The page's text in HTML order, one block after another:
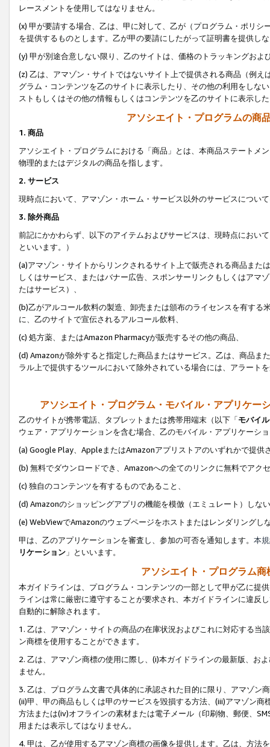
レースメントを使用してはなりません。
(x) 甲が要請する場合、乙は、甲に対して、乙が（プログラム・ポリ
を提供するものとします。乙が甲の要請にしたがって証明書を提供し
(y) 甲が別途合意しない限り、乙のサイトは、価格のトラッキングお
(z) 乙は、アマゾン・サイトではないサイト上で提供される商品（例
グラム・コンテンツを乙のサイトに表示したり、その他の利用をしな
ストもしくはその他の情報もしくはコンテンツを乙のサイトに表示し
アソシエイト・プログラムの商
1. 商品
アソシエイト・プログラムにおける「商品」とは、本商品ステートメ
物理的またはデジタルの商品を指します。
2. サービス
現時点において、アマゾン・ホーム・サービス以外のサービスについ
3. 除外商品
前記にかかわらず、以下のアイテムおよびサービスは、現時点におい
といいます。）
(a)アマゾン・サイトからリンクされるサイト上で販売される商品ま
しくはサービス、またはバナー広告、スポンサーリンクもしくはアマ
たはサービス）、
(b)乙がアルコール飲料の製造、卸売または頒布のライセンスを有す
に、乙のサイトで宣伝されるアルコール飲料、
(c) 処方薬、またはAmazon Pharmacyが販売するその他の商品、
(d) Amazonが除外すると指定した商品またはサービス。乙は、商品ま
ラル上で提供するツールにおいて除外されている場合には、アラート
アソシエイト・プログラム・モバイル・アプリケー
乙のサイトが携帯電話、タブレットまたは携帯用端末（以下「モバイ
ウェア・アプリケーションを含む場合、乙のモバイル・アプリケーシ
(a) Google Play、AppleまたはAmazonアプリストアのいずれかで提供
(b) 無料でダウンロードでき、Amazonへの全てのリンクに無料でアク
(c) 独自のコンテンツを有するものであること、
(d) Amazonのショッピングアプリの機能を模倣（エミュレート）しな
(e) WebViewでAmazonのウェブページをホストまたはレンダリングし
甲は、乙のアプリケーションを審査し、参加の可否を通知します。 本
リケーション 」といいます。
アソシエイト・プログラム
本ガイドラインは、プログラム・コンテンツの一部として甲が乙に提
ラインは常に厳密に遵守することが要求され、本ガイドラインに違反
自動的に解除されます。
1. 乙は、アマゾン・サイトの商品の在庫状況およびこれに対応する
ン商標を使用することができます。
2. 乙は、アマゾン商標の使用に際し、(i)本ガイドラインの最新版、お
ません。
3. 乙は、プログラム文書で具体的に承認された目的に限り、アマゾン
(ii)甲、甲の商品もしくは甲のサービスを毀損する方法、(iii)アマゾン
方法または(iv)オフラインの素材または電子メール（印刷物、郵便、
用または表示してはなりません。
4. 甲は、乙が使用するアマゾン商標の画像を提供します。乙は、方